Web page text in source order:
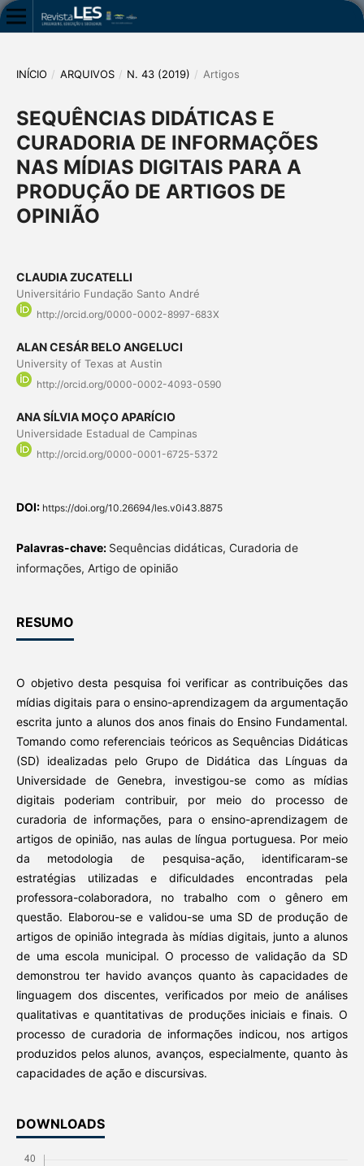
INÍCIO / ARQUIVOS / N. 43 (2019) / Artigos
SEQUÊNCIAS DIDÁTICAS E
CURADORIA DE INFORMAÇÕES
NAS MÍDIAS DIGITAIS PARA A
PRODUÇÃO DE ARTIGOS DE
OPINIÃO
CLAUDIA ZUCATELLI
Universitário Fundação Santo André
http://orcid.org/0000-0002-8997-683X
ALAN CESÁR BELO ANGELUCI
University of Texas at Austin
http://orcid.org/0000-0002-4093-0590
ANA SÍLVIA MOÇO APARÍCIO
Universidade Estadual de Campinas
http://orcid.org/0000-0001-6725-5372
DOI: https://doi.org/10.26694/les.v0i43.8875
Palavras-chave: Sequências didáticas, Curadoria de
informações, Artigo de opinião
RESUMO
O objetivo desta pesquisa foi verificar as contribuições das
mídias digitais para o ensino-aprendizagem da argumentação
escrita junto a alunos dos anos finais do Ensino Fundamental.
Tomando como referenciais teóricos as Sequências Didáticas
(SD) idealizadas pelo Grupo de Didática das Línguas da
Universidade de Genebra, investigou-se como as mídias
digitais poderiam contribuir, por meio do processo de
curadoria de informações, para o ensino-aprendizagem de
artigos de opinião, nas aulas de língua portuguesa. Por meio
da metodologia de pesquisa-ação, identificaram-se
estratégias utilizadas e dificuldades encontradas pela
professora-colaboradora, no trabalho com o gênero em
questão. Elaborou-se e validou-se uma SD de produção de
artigos de opinião integrada às mídias digitais, junto a alunos
de uma escola municipal. O processo de validação da SD
demonstrou ter havido avanços quanto às capacidades de
linguagem dos discentes, verificados por meio de análises
qualitativas e quantitativas de produções iniciais e finais. O
processo de curadoria de informações indicou, nos artigos
produzidos pelos alunos, avanços, especialmente, quanto às
capacidades de ação e discursivas.
DOWNLOADS